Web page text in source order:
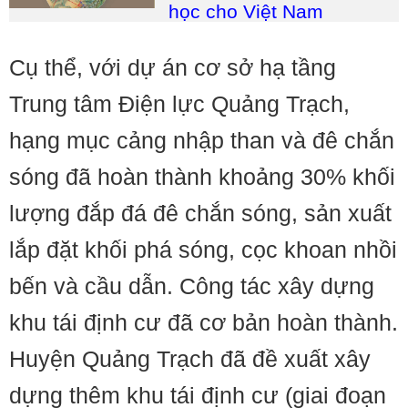
học cho Việt Nam
Cụ thể, với dự án cơ sở hạ tầng
Trung tâm Điện lực Quảng Trạch,
hạng mục cảng nhập than và đê chắn
sóng đã hoàn thành khoảng 30% khối
lượng đắp đá đê chắn sóng, sản xuất
lắp đặt khối phá sóng, cọc khoan nhồi
bến và cầu dẫn. Công tác xây dựng
khu tái định cư đã cơ bản hoàn thành.
Huyện Quảng Trạch đã đề xuất xây
dựng thêm khu tái định cư (giai đoạn